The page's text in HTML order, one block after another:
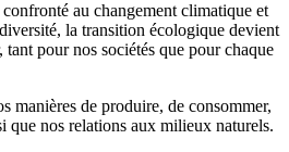
au changement climatique et
la transition écologique devient
tant pour nos sociétés que pour chaque
manières de produire, de consommer,
que nos relations aux milieux naturels.